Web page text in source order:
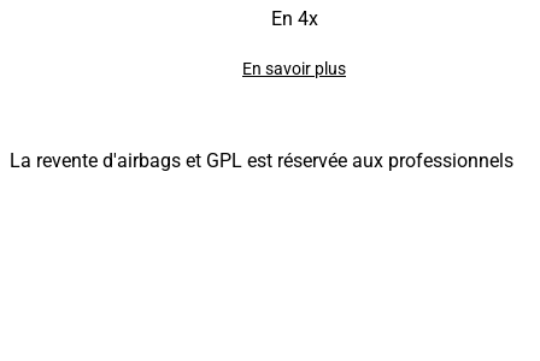
En 4x
En savoir plus
La revente d'airbags et GPL est réservée aux professionnels